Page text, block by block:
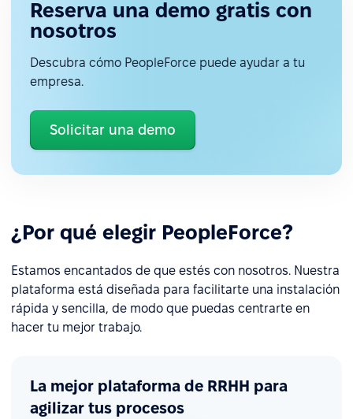
Reserva una demo gratis con
nosotros
Descubra cómo PeopleForce puede ayudar a tu
empresa.
Solicitar una demo
¿Por qué elegir PeopleForce?
Estamos encantados de que estés con nosotros. Nuestra
plataforma está diseñada para facilitarte una instalación
rápida y sencilla, de modo que puedas centrarte en
hacer tu mejor trabajo.
La mejor plataforma de RRHH para
agilizar tus procesos